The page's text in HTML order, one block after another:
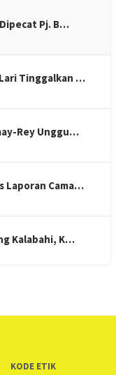
Pj. B…
Tinggalkan …
Rey Unggu…
Laporan Cama…
Kalabahi, K…
KODE ETIK